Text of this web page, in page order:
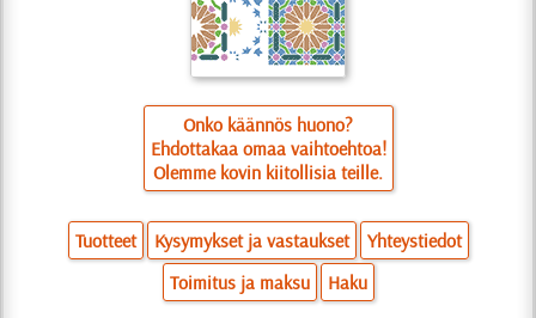
Onko käännös huono?
Ehdottakaa omaa vaihtoehtoa!
Olemme kovin kiitollisia teille.
Tuotteet Kysymykset ja vastaukset
Yhteystiedot
Toimitus ja maksu
Haku